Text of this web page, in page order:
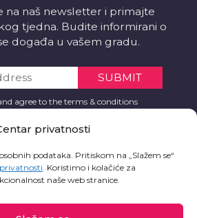
privatnosti
podataka. Pritiskom na „Slažem se“
. Koristimo i kolačiće za
naše web stranice.
na naš newsletter i primajte
tjedna. Budite informirani o
događa u vašem gradu.
agree to the terms & conditions